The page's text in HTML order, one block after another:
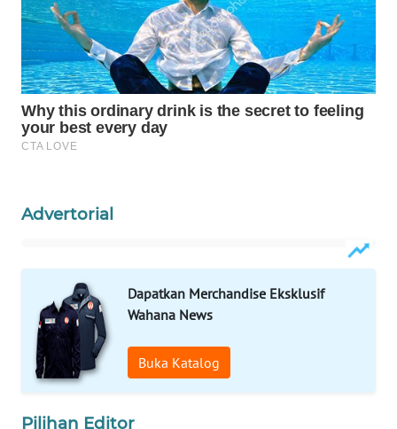
Advertorial
Dapatkan Merchandise Eksklusif
Wahana News
Buka Katalog
Pilihan Editor
OTOMOTIF
WAHANA
HEALTH
WAHANA
DESA
LAPAK
WAHANA
Wahana
KONSUMEN
LISTRIK
KELISTRIKAN